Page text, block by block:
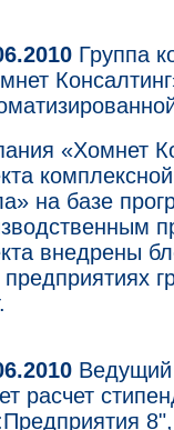
Группа
«Хомнет
на базе
внедрены
предприятиях
Ведущий
расчет